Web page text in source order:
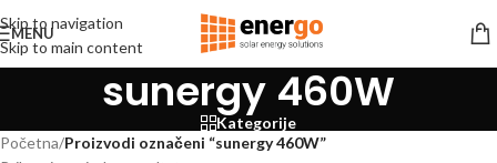
Skip to navigation
Skip to main content
MENU
sunergy 460W
Kategorije
Početna/Proizvodi označeni “sunergy 460W”